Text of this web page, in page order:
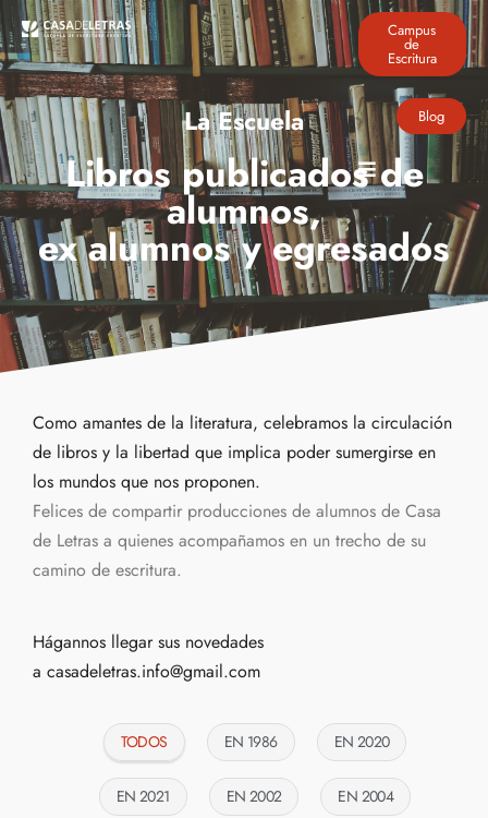
Campus
de
Escritura
Blog
La Escuela
Libros publicados de
alumnos,
ex alumnos y egresados
Como amantes de la literatura, celebramos la circulación
de libros y la libertad que implica poder sumergirse en
los mundos que nos proponen.
Felices de compartir producciones de alumnos de Casa
de Letras a quienes acompañamos en un trecho de su
camino de escritura.
Hágannos llegar sus novedades
a casadeletras.info@gmail.com
TODOS EN 1986 EN 2020
EN 2021 EN 2002 EN 2004